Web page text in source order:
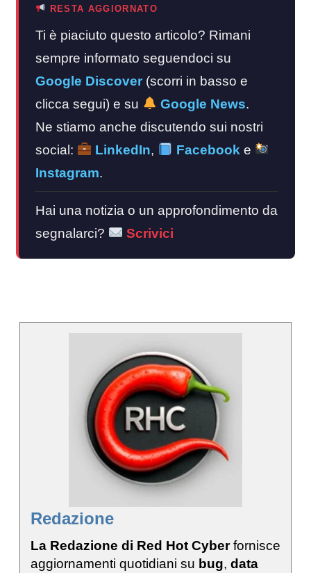
RESTA AGGIORNATO
Ti è piaciuto questo articolo? Rimani
sempre informato seguendoci su
Google Discover (scorri in basso e
clicca segui) e su
Google News.
Ne stiamo anche discutendo sui nostri
social:
LinkedIn, Facebook e
Instagram.
Hai una notizia o un approfondimento da
segnalarci?
Scrivici
Redazione
La Redazione di Red Hot Cyberfornisce
aggiornamenti quotidiani su bug, data